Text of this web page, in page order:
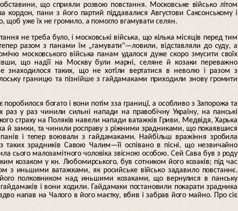
обставини, що сприяли розвою повстання. Московське військо літом
кордон, пани з його партий піддавалися Августови Саксонському і
щоб уже їх не громило, а помогло вгамувати селян.
не треба було, і московські війська, що кілька місяців перед тим
разом з панами їм „гамувати"—ловили, відставляли до суду, а
московського війська панам удалося дуже скоро змусити своїх
що надїї на Москву були марні, селяне й козаки переважно
знаходилося таких, що не хотїли вертатися в неволю і разом з
границю та пізнійше з гайдамаками приходили знову громити
поробилося богато і вони потім зза границї, а особливо з Запорожа та
у раз чинили сильні напади на правобічну Україну, на панські
страху на Поляків навели напади ватажків Гриви, Медвідя, Харька
й замки, та чинили росправу з ріжними зрадниками, що покаявшися
і тепер воювали з гайдамаками. Найбільш вражіння зробила
зрадників Савою Чалим—її оспівано в пісні, що незвичайно
сього малозамітного чоловіка звісною особою. Сей Сава був з роду
козаком у кн. Любомирського, був сотником його козаків; під час
з иньшими ватажками, як росийське військо задавило повстаннє.
полковником над иньшими козаками, що вернулися в панську
і вони ходили. Гайдамаки постановили покарати зрадника
напав на Чалого в його маєтку, вбив і забрав його майно. Про сіє